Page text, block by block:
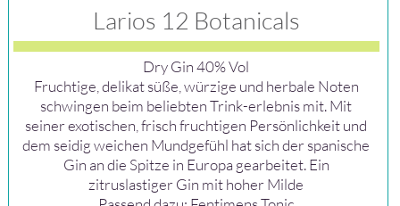
Larios 12 Botanicals
Dry Gin 40% Vol
Fruchtige, delikat süße, würzige und herbale Noten
schwingen beim beliebten Trink-erlebnis mit. Mit
seiner exotischen, frisch fruchtigen Persönlichkeit und
dem seidig weichen Mundgefühl hat sich der spanische
Gin an die Spitze in Europa gearbeitet. Ein
zitruslastiger Gin mit hoher Milde